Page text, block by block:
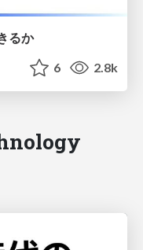
るか
6 2.8k